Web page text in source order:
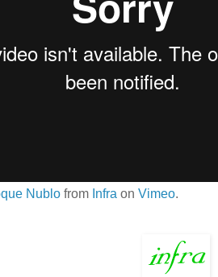
Nublo from Infra on Vimeo.